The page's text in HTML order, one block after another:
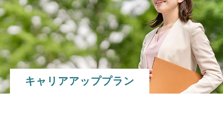
キャリアアッププラン